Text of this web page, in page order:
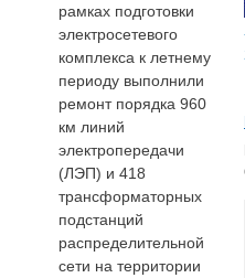
рамках подготовки
электросетевого
комплекса к летнему
периоду выполнили
ремонт порядка 960
км линий
электропередачи
(ЛЭП) и 418
трансформаторных
подстанций
распределительной
сети на территории